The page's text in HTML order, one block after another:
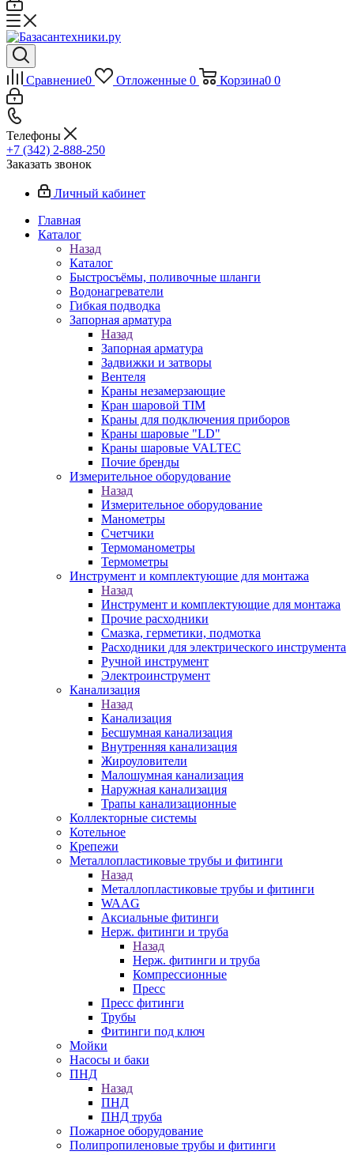
Сравнение0 Отложенные 0 Корзина0 0
Телефоны
+7 (342) 2-888-250
Заказать звонок
Личный кабинет
Главная
Каталог
Назад
Каталог
Быстросъёмы, поливочные шланги
Водонагреватели
Гибкая подводка
Запорная арматура
Назад
Запорная арматура
Задвижки и затворы
Вентеля
Краны незамерзающие
Кран шаровой TIM
Краны для подключения приборов
Краны шаровые "LD"
Краны шаровые VALTEC
Почие бренды
Измерительное оборудование
Назад
Измерительное оборудование
Манометры
Счетчики
Термоманометры
Термометры
Инструмент и комплектующие для монтажа
Назад
Инструмент и комплектующие для монтажа
Прочие расходники
Смазка, герметики, подмотка
Расходники для электрического инструмента
Ручной инструмент
Электроинструмент
Канализация
Назад
Канализация
Бесшумная канализация
Внутренняя канализация
Жироуловители
Малошумная канализация
Наружная канализация
Трапы канализационные
Коллекторные системы
Котельное
Крепежи
Металлопластиковые трубы и фитинги
Назад
Металлопластиковые трубы и фитинги
WAAG
Аксиальные фитинги
Нерж. фитинги и труба
Назад
Нерж. фитинги и труба
Компрессионные
Пресс
Пресс фитинги
Трубы
Фитинги под ключ
Мойки
Насосы и баки
ПНД
Назад
ПНД
ПНД труба
Пожарное оборудование
Полипропиленовые трубы и фитинги